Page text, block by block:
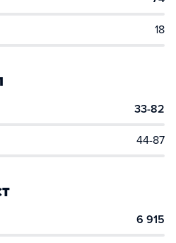
18
33-82
44-87
6 915